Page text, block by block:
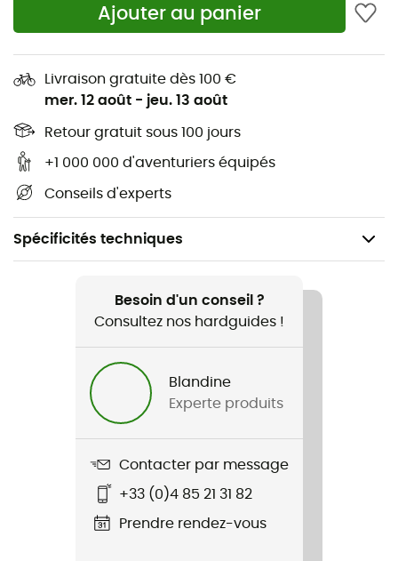
Ajouter au panier
Livraison gratuite dès 100 €
mer. 12 août - jeu. 13 août
Retour gratuit sous 100 jours
+1 000 000 d'aventuriers équipés
Conseils d'experts
Spécificités techniques
Cargo Jogger
Neuf sans étiquettes
Besoin d'un conseil ?
Consultez nos hardguides !
Blandine
Experte produits
Contacter par message
+33 (0)4 85 21 31 82
Prendre rendez-vous